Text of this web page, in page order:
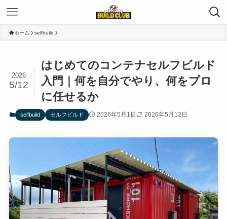
ホーム selfbuild
はじめてのコンテナセルフビルド
入門｜何を自分でやり、何をプロ
に任せるか
2026
5/12
selfbuild セルフビルド 2026年5月1日 2026年5月12日